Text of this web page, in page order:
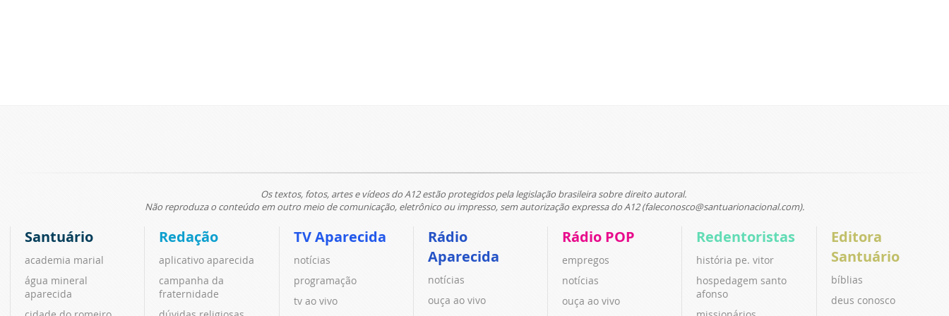
Os textos, fotos, artes e vídeos do A12 estão protegidos pela legislação brasileira sobre direito autoral.
Não reproduza o conteúdo em outro meio de comunicação, eletrônico ou impresso, sem autorização expressa do A12 (faleconosco@santuarionacional.com).
Santuário
academia marial
água mineral
aparecida
Redação
aplicativo aparecida
campanha da
fraternidade
TV Aparecida
notícias
programação
tv ao vivo
Rádio
Aparecida
notícias
ouça ao vivo
Rádio POP
empregos
notícias
ouça ao vivo
Redentoristas
história pe. vitor
hospedagem santo
afonso
Editora
Santuário
bíblias
deus conosco